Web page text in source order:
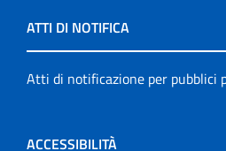
ATTI DI NOTIFICA
Atti di notificazione per pubblici
ACCESSIBILITÀ